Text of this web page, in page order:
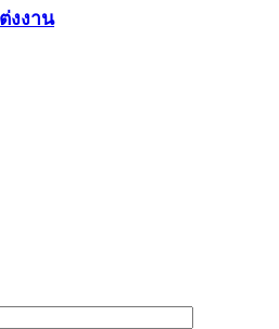
งงาน
งการ